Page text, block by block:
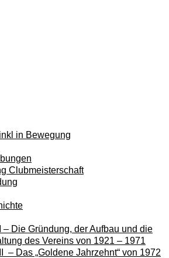
in Bewegung
Clubmeisterschaft
– Die Gründung, der Aufbau und die
des Vereins von 1921 – 1971
– Das „Goldene Jahrzehnt“ von 1972